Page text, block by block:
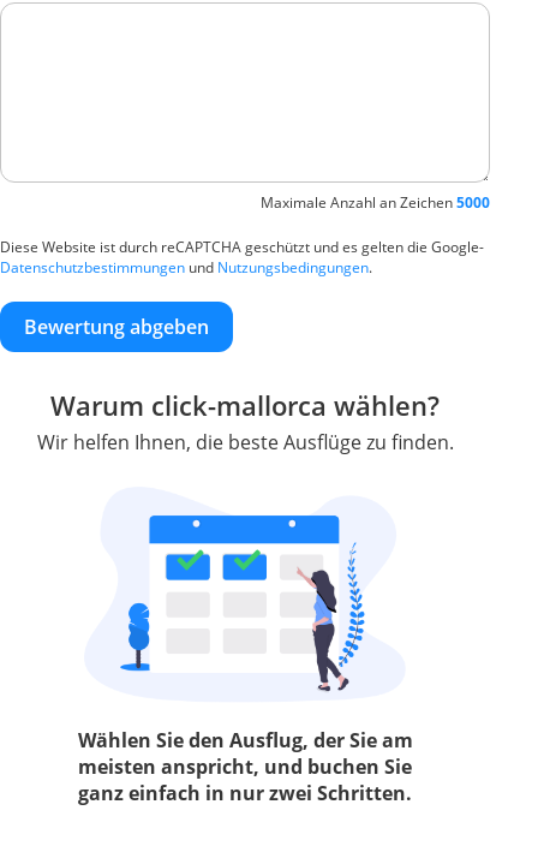
Maximale Anzahl an Zeichen5000
Diese Website ist durch reCAPTCHA geschützt und es gelten die Google-
Datenschutzbestimmungen und Nutzungsbedingungen.
Bewertung abgeben
Warum click-mallorca wählen?
Wir helfen Ihnen, die beste Ausflüge zu finden.
Wählen Sie den Ausflug, der Sie am
meisten anspricht, und buchen Sie
ganz einfach in nur zwei Schritten.